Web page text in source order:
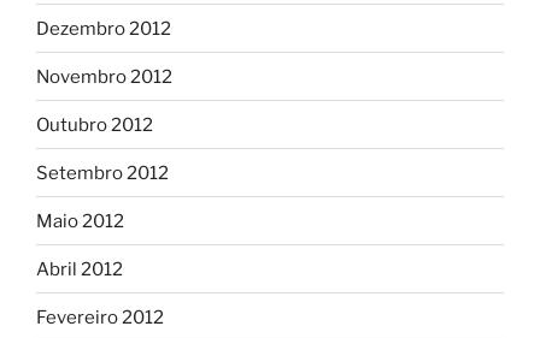
Dezembro 2012
Novembro 2012
Outubro 2012
Setembro 2012
Maio 2012
Abril 2012
Fevereiro 2012